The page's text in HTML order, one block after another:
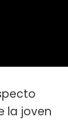
la joven